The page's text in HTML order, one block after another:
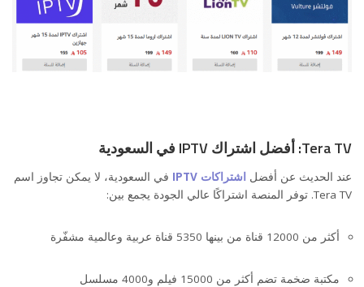
Tera TV: أفضل اشتراك IPTV في السعودية
عند الحديث عن أفضل اشتراكات IPTV
في السعودية، لا يمكن تجاوز اسم
Tera TV. توفر المنصة اشتراكًا عالي الجودة يجمع بين:
أكثر من 12000 قناة من بينها 5350 قناة عربية وعالمية مشفّرة
مكتبة ضخمة تضم أكثر من 15000 فيلم و4000 مسلسل